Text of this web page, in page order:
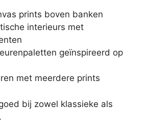
prints boven banken
interieurs met
geïnspireerd op
met meerdere prints
bij zowel klassieke als